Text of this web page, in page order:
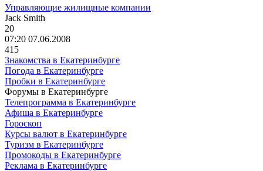
Управляющие жилищные компании
Jack Smith
20
07:20 07.06.2008
415
Знакомства в Екатеринбурге
Погода в Екатеринбурге
Пробки в Екатеринбурге
Форумы в Екатеринбурге
Телепрограмма в Екатеринбурге
Афиша в Екатеринбурге
Гороскоп
Курсы валют в Екатеринбурге
Туризм в Екатеринбурге
Промокоды в Екатеринбурге
Реклама в Екатеринбурге